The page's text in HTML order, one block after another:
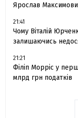
Ярослав
21:41
Чому Віталій
залишаючись
21:21
Філіп Морріс у
млрд грн податків